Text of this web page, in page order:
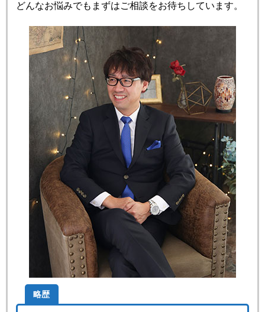
どんなお悩みでもまずはご相談をお待ちしています。
略歴